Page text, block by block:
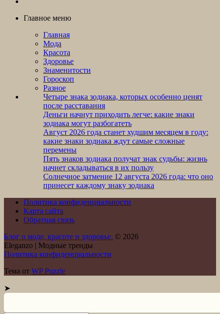
Главное меню
Главная
Мода
Красота
Здоровье
Знаменитости
Гороскоп
Разное
Четыре знака зодиака, которых особенно ценят
после расставания
Деньги начнут приходить легче: какие знаки
зодиака могут разбогатеть
Август 2026 года станет худшим месяцем в году:
какие знаки зодиака ждут самые сложные
перемены
Пять знаков зодиака получат знак судьбы: жизнь
начнет складываться в их пользу
Солнечное затмение 12 августа 2026 года: что оно
принесет каждому знаку зодиака
Политика конфиденциальности
Карта сайта
Обратная связь
Блог о моде, красоте и здоровье. © 2026
Eleganzo | Модные тренды
Политика конфиденциальности
Тема от WP Puzzle
➤